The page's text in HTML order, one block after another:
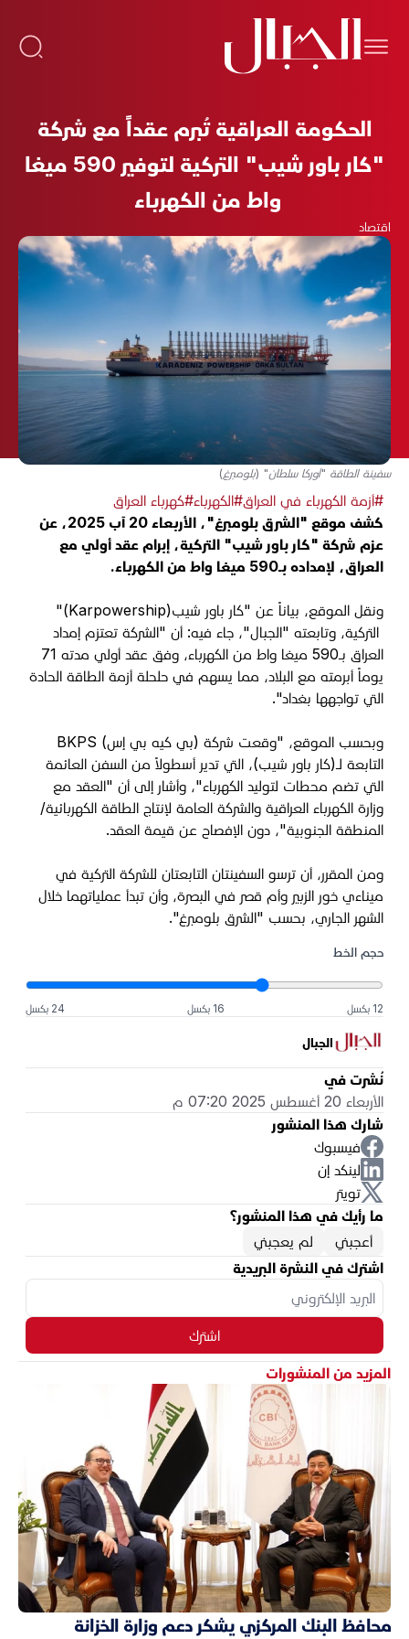
الحكومة العراقية تُبرم عقداً مع شركة
"كار باور شيب" التركية لتوفير 590 ميغا
واط من الكهرباء
اقتصاد
سفينة الطاقة "أوركا سلطان" (بلومبرغ)
#أزمة الكهرباء في العراق#الكهرباء#كهرباء العراق
كشف موقع "الشرق بلومبرغ"، الأربعاء 20 آب 2025، عن
عزم شركة "كار باور شيب" التركية، إبرام عقد أولي مع
العراق، لإمداده بـ590 ميغا واط من الكهرباء.
ونقل الموقع، بياناً عن "كار باور شيب"(Karpowership)
التركية، وتابعته "الجبال"، جاء فيه: أن "الشركة تعتزم إمداد
العراق بـ590 ميغا واط من الكهرباء، وفق عقد أولي مدته 71
يوماً أبرمته مع البلاد، مما يسهم في حلحلة أزمة الطاقة الحادة
التي تواجهها بغداد".
وبحسب الموقع، "وقعت شركة (بي كيه بي إس) BKPS
التابعة لـ(كار باور شيب)، التي تدير أسطولاً من السفن العائمة
التي تضم محطات لتوليد الكهرباء"، وأشار إلى أن "العقد مع
وزارة الكهرباء العراقية والشركة العامة لإنتاج الطاقة الكهربائية/
المنطقة الجنوبية"، دون الإفصاح عن قيمة العقد.
ومن المقرر، أن ترسو السفينتان التابعتان للشركة التركية في
ميناءي خور الزبير وأم قصر في البصرة، وأن تبدأ عملياتهما خلال
الشهر الجاري، بحسب "الشرق بلومبرغ".
حجم الخط
12 بكسل 16 بكسل 24 بكسل
الجبال
نُشرت في
الأربعاء 20 أغسطس 2025 07:20 م
شارك هذا المنشور
فيسبوك
لينكد إن
تويتر
ما رأيك في هذا المنشور؟
أعجبني
لم يعجبني
اشترك في النشرة البريدية
اشترك
المزيد من المنشورات
محافظ البنك المركزي يشكر دعم وزارة الخزانة